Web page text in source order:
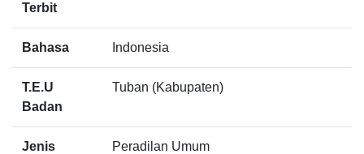
Terbit
Bahasa Indonesia
T.E.U
Badan
Tuban (Kabupaten)
Jenis
Peradilan Umum